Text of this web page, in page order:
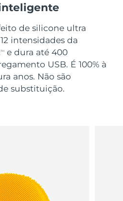
de silicone ultra
intensidades da
TM
e dura até 400
USB. É 100% à
anos. Não são
substituição.